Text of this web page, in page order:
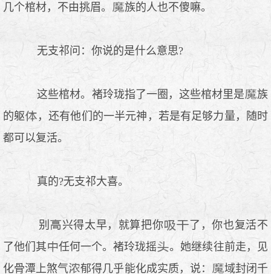
几个棺材，不由挑眉。
族的人也不傻嘛。
无支祁问：你说的是什么意思?
这些棺材。褚玲珑指了一圈，这些棺材里是
族
的躯
，还有他们的一半元神，若是有足够力量，随时
都可以复活。
真的?无支祁大喜。
别 兴得太早，就算把你
了，你也复活不
了他们其
任何一个。褚玲珑摇
。她继续往前走，见
化骨潭上煞气
郁得几乎能化成实质，说： 域封闭千